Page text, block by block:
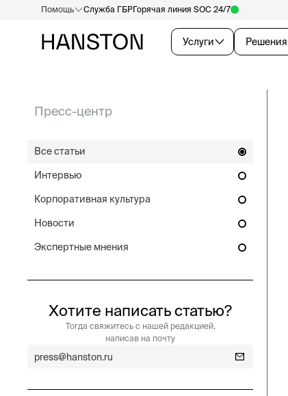
Услуги Решения
Помощь Служба ГБРГорячая линия SOC 24/7
Пресс-центр
Все статьи
Интервью
Корпоративная культура
Новости
Экспертные мнения
Хотите написать статью?
Тогда свяжитесь с нашей редакцией,
написав на почту
press@hanston.ru